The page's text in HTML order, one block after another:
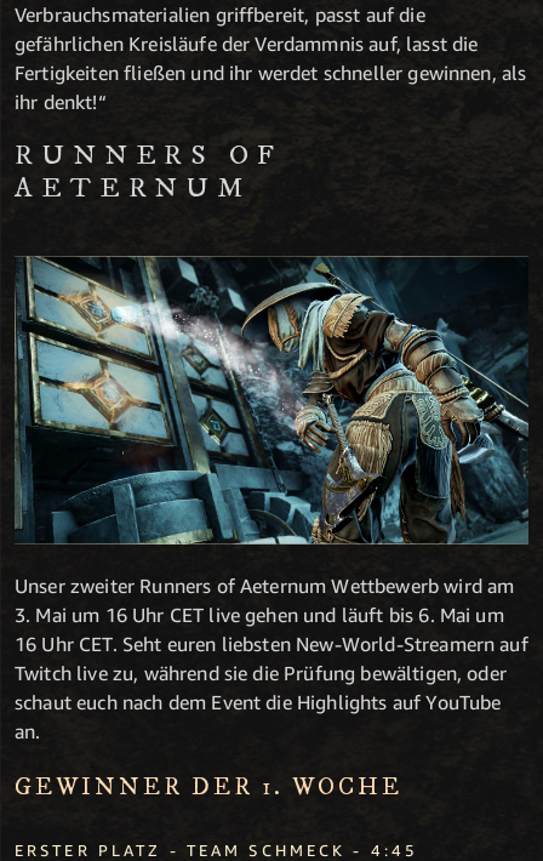
Verbrauchsmaterialien griffbereit, passt auf die
gefährlichen Kreisläufe der Verdammnis auf, lasst die
Fertigkeiten fließen und ihr werdet schneller gewinnen, als
ihr denkt!“
RUNNERS OF
AETERNUM
Unser zweiter Runners of Aeternum Wettbewerb wird am
3. Mai um 16 Uhr CET live gehen und läuft bis 6. Mai um
16 Uhr CET. Seht euren liebsten New-World-Streamern auf
Twitch live zu, während sie die Prüfung bewältigen, oder
schaut euch nach dem Event die Highlights auf YouTube
an.
GEWINNER DER 1. WOCHE
ERSTER PLATZ - TEAM SCHMECK - 4:45